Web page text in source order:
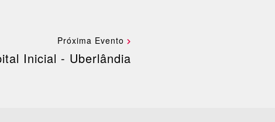
Próxima Evento
Inicial - Uberlândia